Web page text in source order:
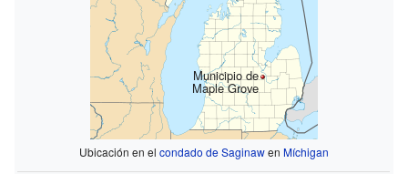
Municipio de
Maple Grove
Ubicación en el condado de Saginawen Míchigan